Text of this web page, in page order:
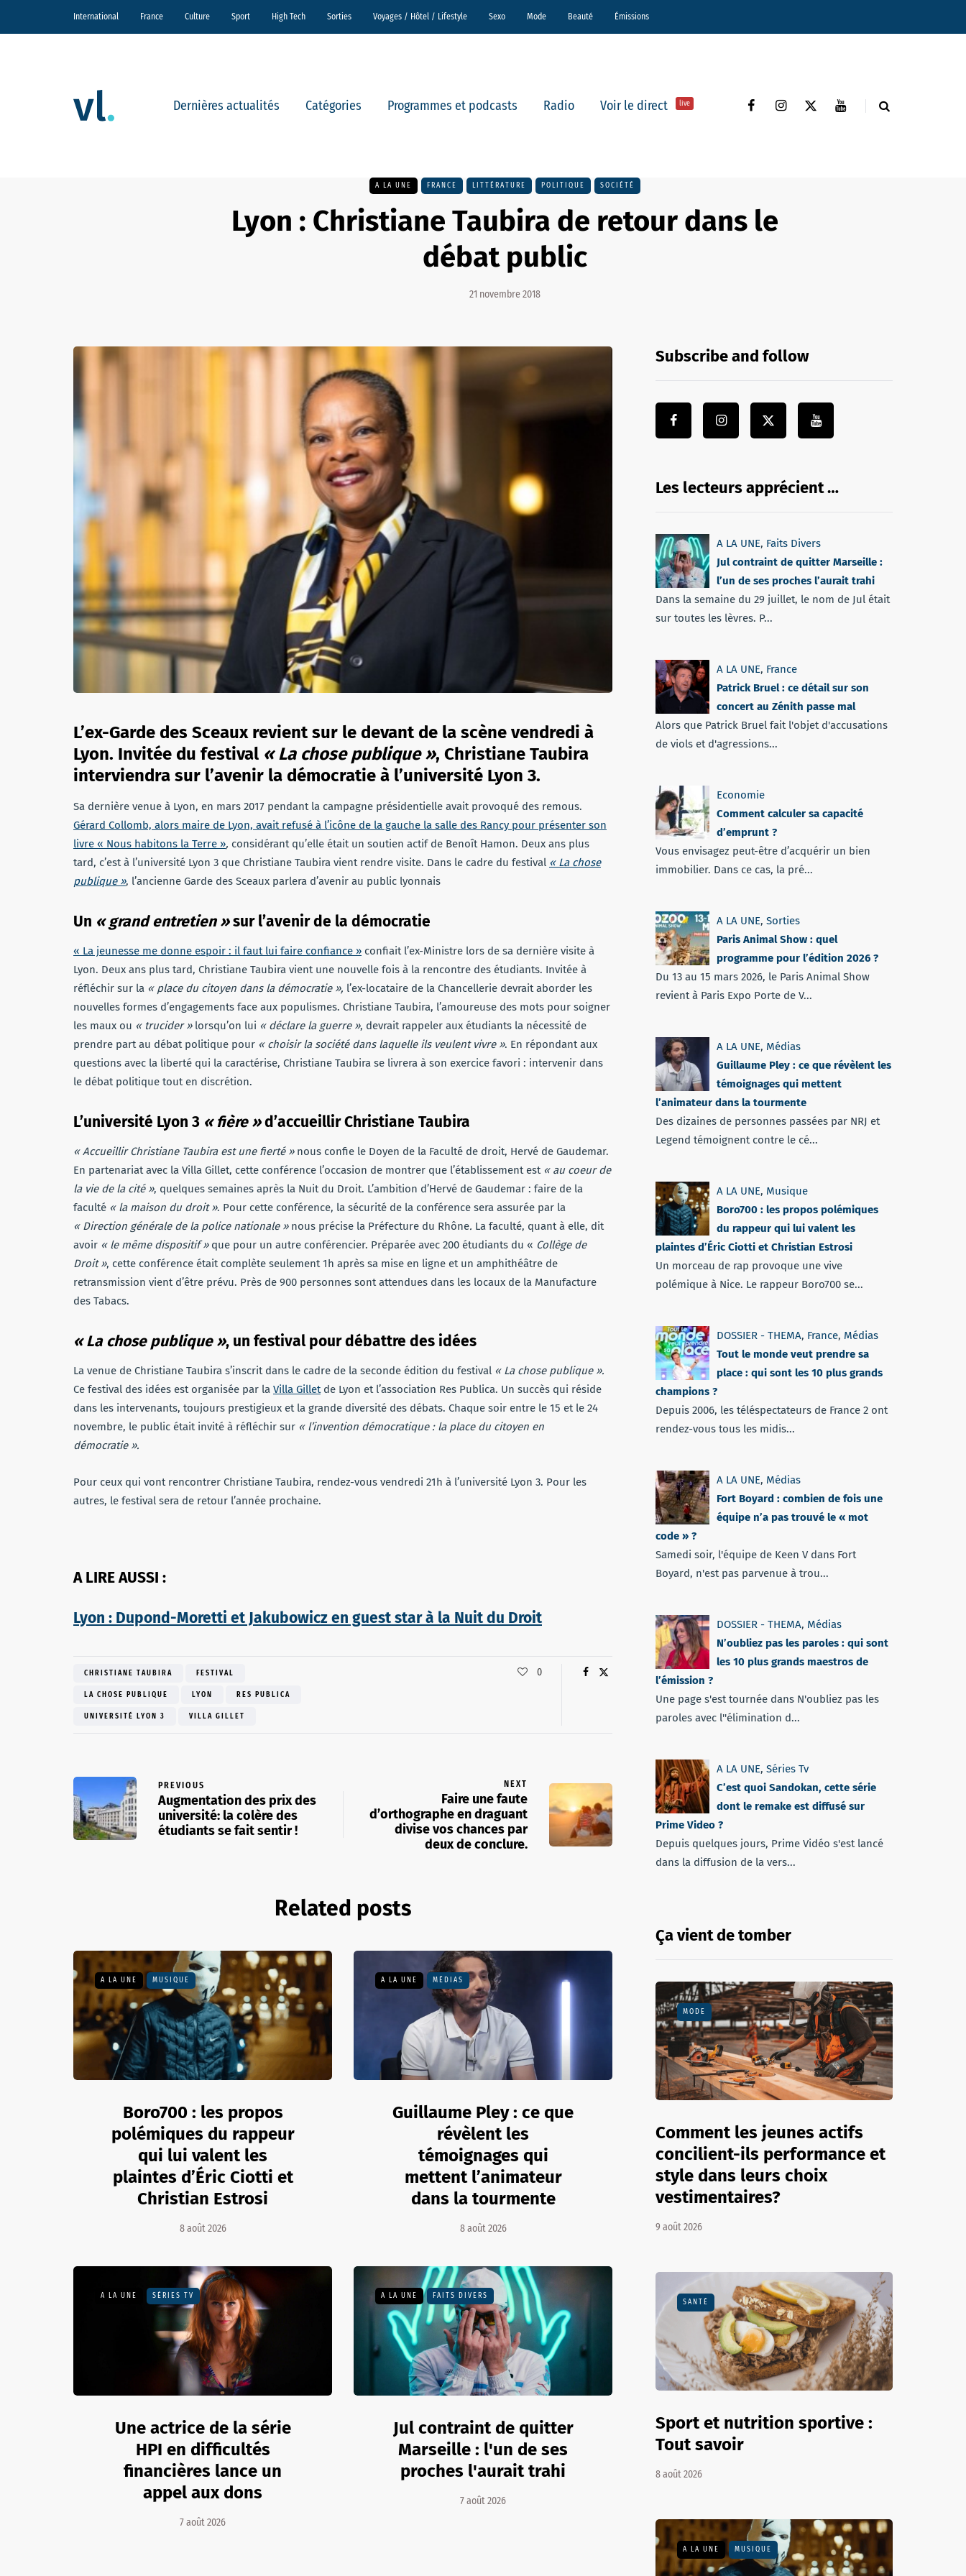
International France Culture Sport High Tech Sorties Voyages / Hôtel / Lifestyle Sexo Mode Beauté Émissions
Dernières actualités Catégories Programmes et podcasts Radio Voir le direct live
A LA UNE FRANCE LITTÉRATURE POLITIQUE SOCIÉTÉ
Lyon : Christiane Taubira de retour dans le
débat public
21 novembre 2018
L’ex-Garde des Sceaux revient sur le devant de la scène vendredi à
Lyon. Invitée du festival « La chose publique », Christiane Taubira
interviendra sur l’avenir la démocratie à l’université Lyon 3.
Sa dernière venue à Lyon, en mars 2017 pendant la campagne présidentielle avait provoqué des remous.
Gérard Collomb, alors maire de Lyon, avait refusé à l’icône de la gauche la salle des Rancy pour présenter son
livre « Nous habitons la Terre », considérant qu’elle était un soutien actif de Benoît Hamon. Deux ans plus
tard, c’est à l’université Lyon 3 que Christiane Taubira vient rendre visite. Dans le cadre du festival « La chose
publique », l’ancienne Garde des Sceaux parlera d’avenir au public lyonnais
Un « grand entretien »sur l’avenir de la démocratie
« La jeunesse me donne espoir : il faut lui faire confiance » confiait l’ex-Ministre lors de sa dernière visite à
Lyon. Deux ans plus tard, Christiane Taubira vient une nouvelle fois à la rencontre des étudiants. Invitée à
réfléchir sur la « place du citoyen dans la démocratie », l’ex-locataire de la Chancellerie devrait aborder les
nouvelles formes d’engagements face aux populismes. Christiane Taubira, l’amoureuse des mots pour soigner
les maux ou « trucider »lorsqu’on lui « déclare la guerre », devrait rappeler aux étudiants la nécessité de
prendre part au débat politique pour « choisir la société dans laquelle ils veulent vivre ». En répondant aux
questions avec la liberté qui la caractérise, Christiane Taubira se livrera à son exercice favori : intervenir dans
le débat politique tout en discrétion.
L’université Lyon 3 « fière »d’accueillir Christiane Taubira
« Accueillir Christiane Taubira est une fierté »nous confie le Doyen de la Faculté de droit, Hervé de Gaudemar.
En partenariat avec la Villa Gillet, cette conférence l’occasion de montrer que l’établissement est « au coeur de
la vie de la cité », quelques semaines après la Nuit du Droit. L’ambition d’Hervé de Gaudemar : faire de la
faculté « la maison du droit ». Pour cette conférence, la sécurité de la conférence sera assurée par la
« Direction générale de la police nationale »nous précise la Préfecture du Rhône. La faculté, quant à elle, dit
avoir « le même dispositif »que pour un autre conférencier. Préparée avec 200 étudiants du « Collège de
Droit », cette conférence était complète seulement 1h après sa mise en ligne et un amphithéâtre de
retransmission vient d’être prévu. Près de 900 personnes sont attendues dans les locaux de la Manufacture
des Tabacs.
« La chose publique », un festival pour débattre des idées
La venue de Christiane Taubira s’inscrit dans le cadre de la seconde édition du festival « La chose publique ».
Ce festival des idées est organisée par la Villa Gilletde Lyon et l’association Res Publica. Un succès qui réside
dans les intervenants, toujours prestigieux et la grande diversité des débats. Chaque soir entre le 15 et le 24
novembre, le public était invité à réfléchir sur « l’invention démocratique : la place du citoyen en
démocratie ».
Pour ceux qui vont rencontrer Christiane Taubira, rendez-vous vendredi 21h à l’université Lyon 3. Pour les
autres, le festival sera de retour l’année prochaine.
A LIRE AUSSI :
Lyon : Dupond-Moretti et Jakubowicz en guest star à la Nuit du Droit
CHRISTIANE TAUBIRA FESTIVAL
LA CHOSE PUBLIQUE LYON RES PUBLICA
UNIVERSITÉ LYON 3 VILLA GILLET
0
PREVIOUS
Augmentation des prix des
université: la colère des
étudiants se fait sentir !
NEXT
Faire une faute
d’orthographe en draguant
divise vos chances par
deux de conclure.
Related posts
A LA UNE MUSIQUE
Boro700 : les propos
polémiques du rappeur
qui lui valent les
plaintes d’Éric Ciotti et
Christian Estrosi
8 août 2026
A LA UNE MÉDIAS
Guillaume Pley : ce que
révèlent les
témoignages qui
mettent l’animateur
dans la tourmente
8 août 2026
A LA UNE SÉRIES TV
Une actrice de la série
HPI en difficultés
financières lance un
appel aux dons
7 août 2026
A LA UNE FAITS DIVERS
Jul contraint de quitter
Marseille : l'un de ses
proches l'aurait trahi
7 août 2026
Subscribe and follow
Les lecteurs apprécient …
A LA UNE, Faits Divers
Jul contraint de quitter Marseille :
l’un de ses proches l’aurait trahi
Dans la semaine du 29 juillet, le nom de Jul était
sur toutes les lèvres. P...
A LA UNE, France
Patrick Bruel : ce détail sur son
concert au Zénith passe mal
Alors que Patrick Bruel fait l'objet d'accusations
de viols et d'agressions...
Economie
Comment calculer sa capacité
d’emprunt ?
Vous envisagez peut-être d’acquérir un bien
immobilier. Dans ce cas, la pré...
A LA UNE, Sorties
Paris Animal Show : quel
programme pour l’édition 2026 ?
Du 13 au 15 mars 2026, le Paris Animal Show
revient à Paris Expo Porte de V...
A LA UNE, Médias
Guillaume Pley : ce que révèlent les
témoignages qui mettent
l’animateur dans la tourmente
Des dizaines de personnes passées par NRJ et
Legend témoignent contre le cé...
A LA UNE, Musique
Boro700 : les propos polémiques
du rappeur qui lui valent les
plaintes d’Éric Ciotti et Christian Estrosi
Un morceau de rap provoque une vive
polémique à Nice. Le rappeur Boro700 se...
DOSSIER - THEMA, France, Médias
Tout le monde veut prendre sa
place : qui sont les 10 plus grands
champions ?
Depuis 2006, les téléspectateurs de France 2 ont
rendez-vous tous les midis...
A LA UNE, Médias
Fort Boyard : combien de fois une
équipe n’a pas trouvé le « mot
code » ?
Samedi soir, l'équipe de Keen V dans Fort
Boyard, n'est pas parvenue à trou...
DOSSIER - THEMA, Médias
N’oubliez pas les paroles : qui sont
les 10 plus grands maestros de
l’émission ?
Une page s'est tournée dans N'oubliez pas les
paroles avec l''élimination d...
A LA UNE, Séries Tv
C’est quoi Sandokan, cette série
dont le remake est diffusé sur
Prime Video ?
Depuis quelques jours, Prime Vidéo s'est lancé
dans la diffusion de la vers...
Ça vient de tomber
MODE
Comment les jeunes actifs
concilient-ils performance et
style dans leurs choix
vestimentaires?
9 août 2026
SANTÉ
Sport et nutrition sportive :
Tout savoir
8 août 2026
A LA UNE MUSIQUE